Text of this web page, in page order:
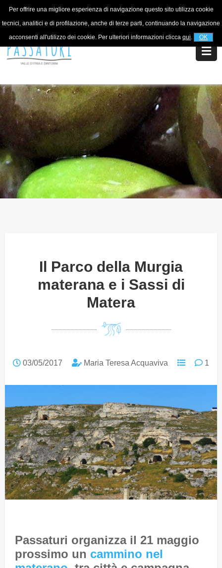
Per offrire una migliore esperienza di navigazione questo sito utilizza cookie
tecnici, analitici e di profilazione, anche di terze parti, continuando la navigazione
acconsenti all'utilizzo dei cookie. Per ulteriori informazioni clicca qui. OK
For information+39 320 5753268
Il Parco della Murgia
materana e i Sassi di
Matera
03/05/2017 Maria Teresa Acquaviva 1
Passaturi organizza il 21 maggio
prossimo un cammino nel